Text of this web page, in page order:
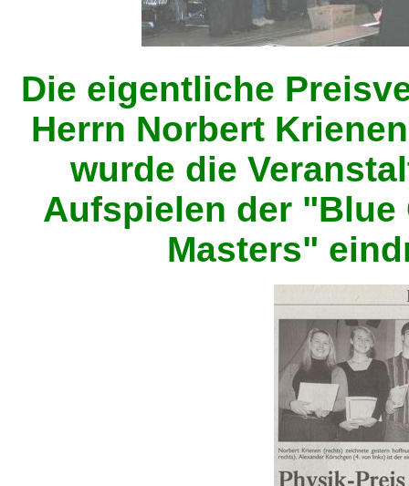
Die eigentliche
Herrn Norbert
wurde die
Aufspielen der "Blue
Masters"